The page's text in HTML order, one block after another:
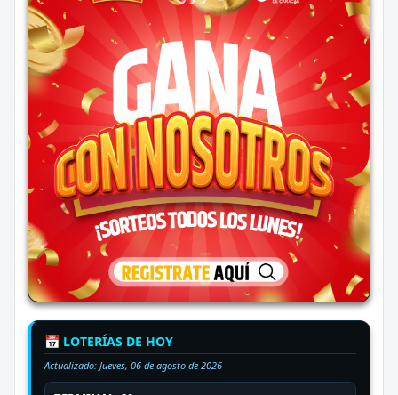
📅 LOTERÍAS DE HOY
Actualizado: Jueves, 06 de agosto de 2026